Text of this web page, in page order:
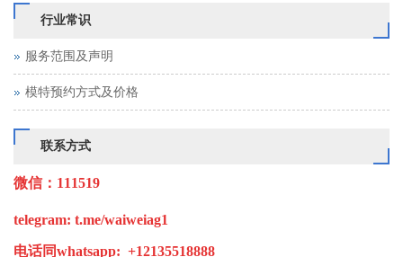
行业常识
为你解决各种不懂的问题
服务范围及声明
模特预约方式及价格
联系方式
微信：111519
telegram: t.me/waiweiag1
电话同whatsapp: +12135518888